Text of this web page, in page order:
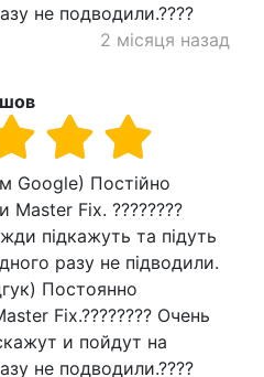
не подводили.????
2 місяця назад
Google) Постійно
Fix. ????????
підкажуть та підуть
разу не підводили.
Постоянно
Fix.???????? Очень
и пойдут на
не подводили.????